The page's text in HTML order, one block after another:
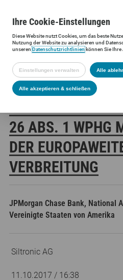
Siltronic AG Investoren
SILTRONIC AG:
6 ABS. 1 WPHG
ER
ERBREITUNG
JPMorgan Chase Bank, National
Vereinigte Staaten von Amerika
Siltronic AG
11.10.2017 / 16:38
IhreCookie-Einstellungen
DieseWebsitenutzt Cookies, um das beste
Nutzung derWebsitezu analysieren und
unserenDatenschutzrichtlinienkönnen Sie Ihre
Einstellungen verwalten Alle
Alle akzeptieren & schließen